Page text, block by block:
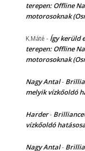
terepen: Offline
motorosoknak
K.Máté - Így kerüld
terepen: Offline
motorosoknak
Nagy Antal-
melyik vízkőoldó
Harder-
vízkőoldó
Nagy Antal-